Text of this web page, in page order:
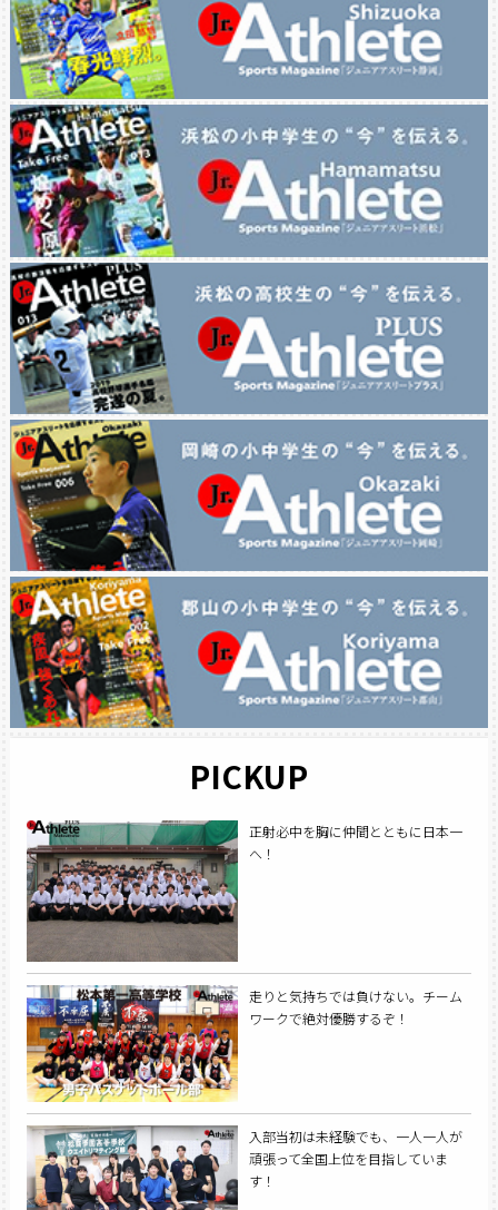
PICKUP
正射必中を胸に仲間とともに日本一
へ！
走りと気持ちでは負けない。チーム
ワークで絶対優勝するぞ！
入部当初は未経験でも、一人一人が
頑張って全国上位を目指していま
す！